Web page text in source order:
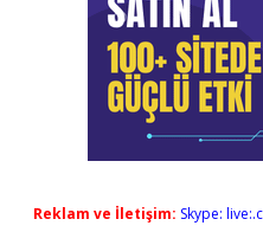
Reklam ve İletişim: Skype: